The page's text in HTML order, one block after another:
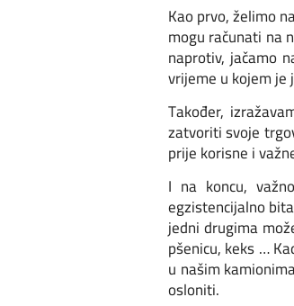
Kao prvo, želimo
mogu računati na
naprotiv, jačamo
vrijeme u kojem je
Također,
zatvoriti svoje
prije korisne i
I na koncu,
egzistencijalno
jedni drugima
pšenicu, keks …
u našim
osloniti.